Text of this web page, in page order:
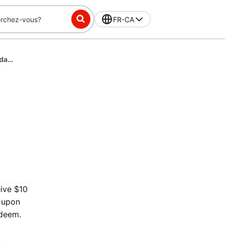
FR-CA
DashPass-Exclusive Challenge: Place 10 orders in 56 days, get $10 off
$10